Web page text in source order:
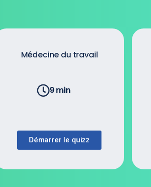
Médecine du travail
9 min
Démarrer le quizz